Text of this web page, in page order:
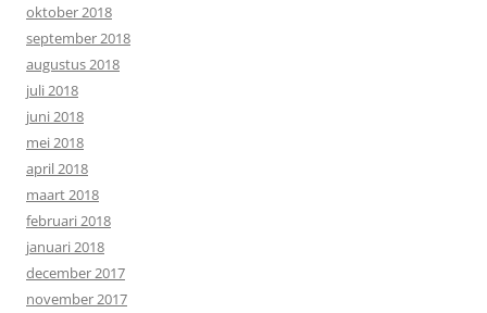
oktober 2018
september 2018
augustus 2018
juli 2018
juni 2018
mei 2018
april 2018
maart 2018
februari 2018
januari 2018
december 2017
november 2017